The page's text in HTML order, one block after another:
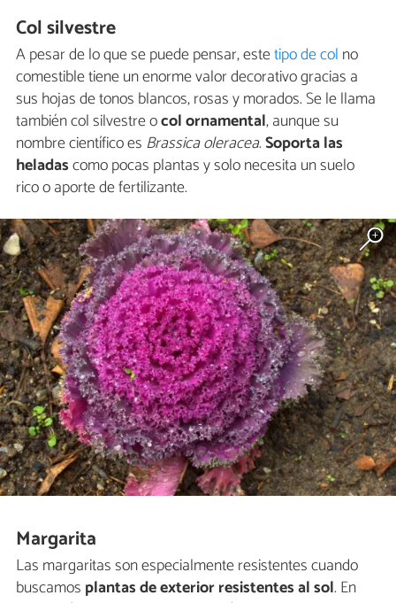
Col silvestre
A pesar de lo que se puede pensar, estetipo de col no
comestible tiene un enorme valor decorativo gracias a
sus hojas de tonos blancos, rosas y morados. Se le llama
también col silvestre ocol ornamental, aunque su
nombre científico es Brassica oleracea.Soporta las
heladascomo pocas plantas y solo necesita un suelo
rico o aporte de fertilizante.
Margarita
Las margaritas son especialmente resistentes cuando
buscamos plantas de exterior resistentes al sol. En